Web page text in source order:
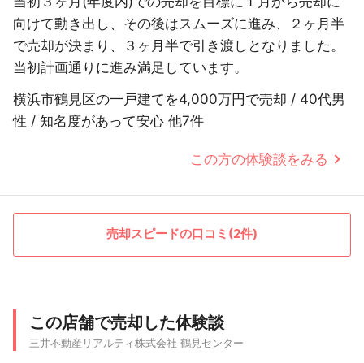
向けて動き出し、その後はスムーズに進み、２ヶ月半
で売却が決まり、３ヶ月半で引き渡しとなりました。
当初計画通りに進み満足しています。
横浜市鶴見区の一戸建てを4,000万円で売却 / 40代男
性 / 知名度があって安心 他7件
この方の体験談をみる
売却スピードの口コミ(2件)
この店舗で売却した体験談
三井不動産リアルティ株式会社 鶴見センター